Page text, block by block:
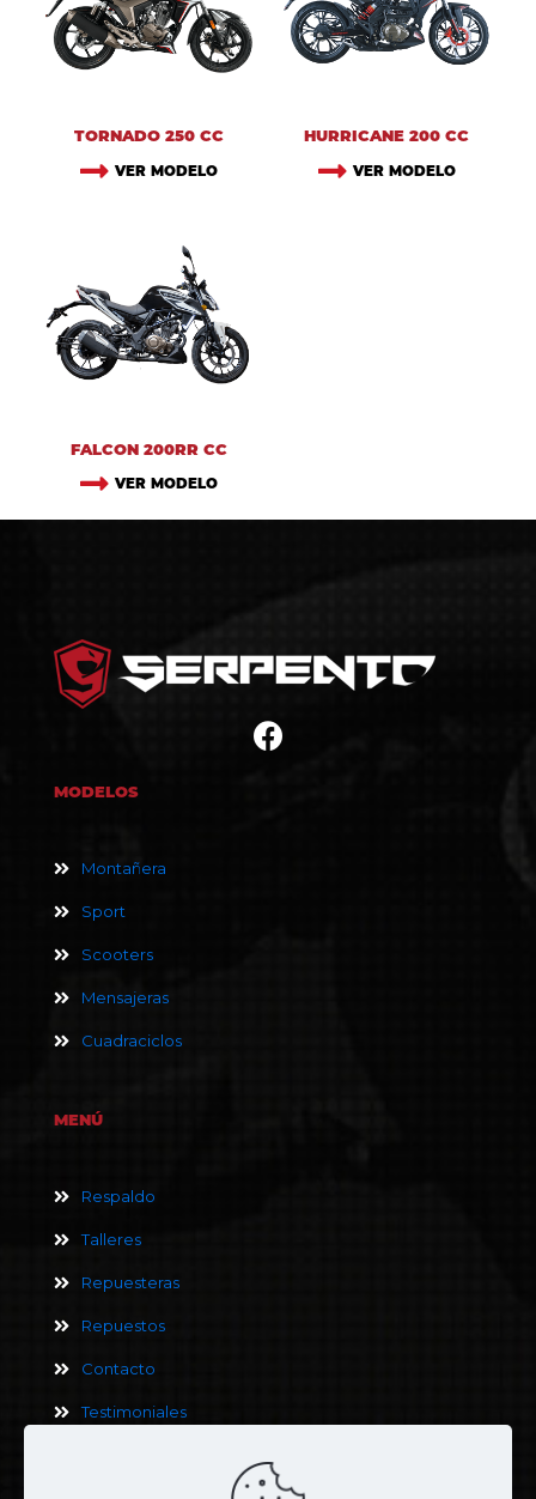
TORNADO 250 CC
VER MODELO
HURRICANE 200 CC
VER MODELO
FALCON 200RR CC
VER MODELO
MODELOS
Montañera
Sport
Scooters
Mensajeras
Cuadraciclos
MENÚ
Respaldo
Talleres
Repuesteras
Repuestos
Contacto
Testimoniales